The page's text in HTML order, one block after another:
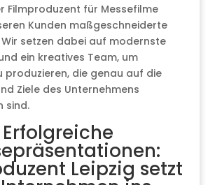
Filmproduzent für Messefilme
Kunden maßgeschneiderte
Wir setzen dabei auf modernste
ein kreatives Team, um
produzieren, die genau auf die
Ziele des Unternehmens
sind.
Erfolgreiche
Leipzig setzt